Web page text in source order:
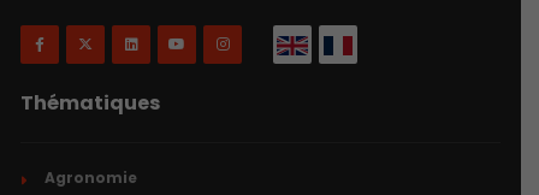
Thématiques
Agronomie